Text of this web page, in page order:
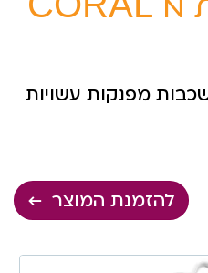
מפנקות עשויות
להזמנת המוצר